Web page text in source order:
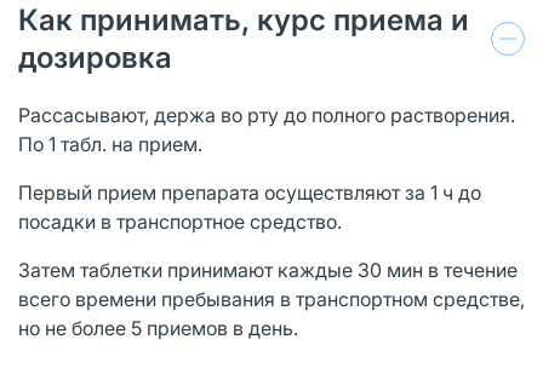
Как принимать, курс приема и
дозировка
Рассасывают, держа во рту до полного растворения.
По 1 табл. на прием.
Первый прием препарата осуществляют за 1 ч до
посадки в транспортное средство.
Затем таблетки принимают каждые 30 мин в течение
всего времени пребывания в транспортном средстве,
но не более 5 приемов в день.